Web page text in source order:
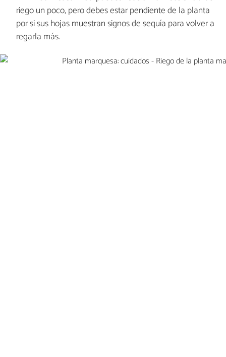
riego un poco, pero debes estar pendiente de la planta
por si sus hojas muestran signos de sequía para volver a
regarla más.